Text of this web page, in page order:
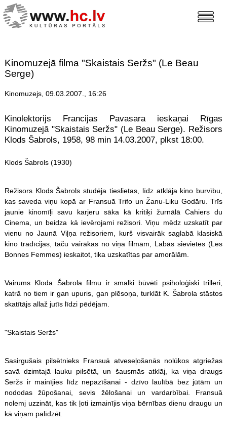
Kinomuzejā filma "Skaistais Seržs" (Le Beau
Serge)
Kinomuzejs, 09.03.2007., 16:26
Kinolektorijs Francijas Pavasara ieskaņai Rīgas
Kinomuzejā "Skaistais Seržs" (Le Beau Serge). Režisors
Klods Šabrols, 1958, 98 min 14.03.2007, plkst 18:00.
Klods Šabrols (1930)
Režisors Klods Šabrols studēja tieslietas, līdz atklāja kino burvību,
kas saveda viņu kopā ar Fransuā Trifo un Žanu-Liku Godāru. Trīs
jaunie kinomīļi savu karjeru sāka kā kritiķi žurnālā Cahiers du
Cinema, un beidza kā ievērojami režisori. Viņu mēdz uzskatīt par
vienu no Jaunā Viļņa režisoriem, kurš visvairāk saglabā klasiskā
kino tradīcijas, taču vairākas no viņa filmām, Labās sievietes (Les
Bonnes Femmes) ieskaitot, tika uzskatītas par amorālām.
Vairums Kloda Šabrola filmu ir smalki būvēti psiholoģiski trilleri,
katrā no tiem ir gan upuris, gan plēsoņa, turklāt K. Šabrola stāstos
skatītājs allaž jutīs līdzi pēdējam.
"Skaistais Seržs"
Sasirgušais pilsētnieks Fransuā atveseļošanās nolūkos atgriežas
savā dzimtajā lauku pilsētā, un šausmās atklāj, ka viņa draugs
Seržs ir mainījies līdz nepazīšanai - dzīvo laulībā bez jūtām un
nododas žūpošanai, sevis žēlošanai un vardarbībai. Fransuā
nolemj uzzināt, kas tik ļoti izmainījis viņa bērnības dienu draugu un
kā viņam palīdzēt.